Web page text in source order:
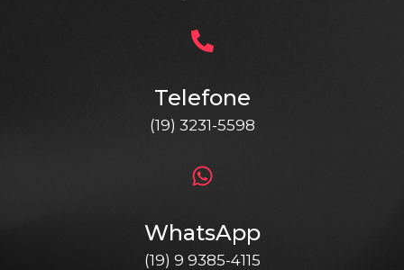
Telefone
(19) 3231-5598
WhatsApp
(19) 9 9385-4115